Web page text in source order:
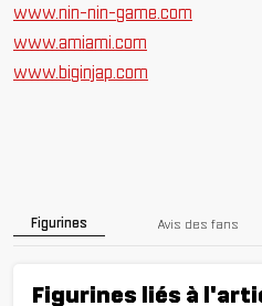
www.nin-nin-game.com
www.amiami.com
www.biginjap.com
Figurines Avis des fans
Figurines liés à